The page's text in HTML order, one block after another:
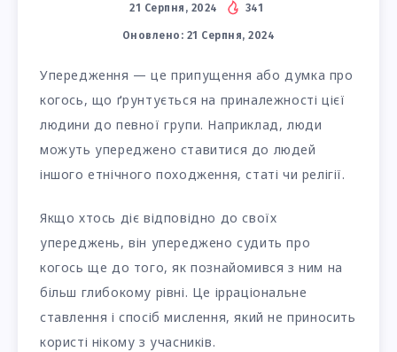
21 Серпня, 2024 341
Оновлено: 21 Серпня, 2024
Упередження — це припущення або думка про
когось, що ґрунтується на приналежності цієї
людини до певної групи. Наприклад, люди
можуть упереджено ставитися до людей
іншого етнічного походження, статі чи релігії.
Якщо хтось діє відповідно до своїх
упереджень, він упереджено судить про
когось ще до того, як познайомився з ним на
більш глибокому рівні. Це ірраціональне
ставлення і спосіб мислення, який не приносить
користі нікому з учасників.